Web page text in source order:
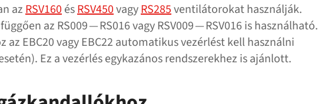
azRSV160ésRSV450vagyRS285ventilátorokat használják.
az RS009 — RS016 vagy RSV009 — RSV016 is használható.
az EBC20 vagy EBC22 automatikus vezérlést kell használni
Ez a vezérlés egykazános rendszerekhez is ajánlott.